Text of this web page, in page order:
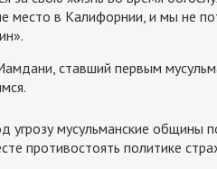
место в Калифорнии, и мы не
ставший первым
угрозу мусульманские общины
противостоять политике